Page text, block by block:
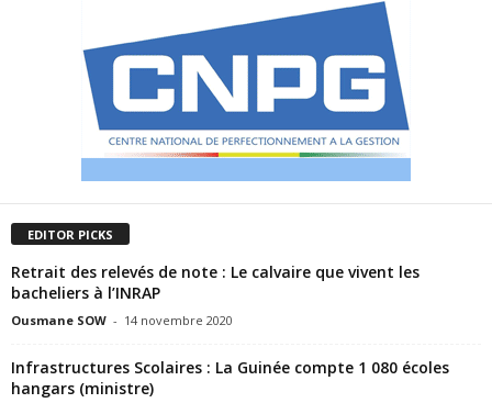
EDITOR PICKS
Retrait des relevés de note : Le calvaire que vivent les
bacheliers à l’INRAP
Ousmane SOW - 14 novembre 2020
Infrastructures Scolaires : La Guinée compte 1 080 écoles
hangars (ministre)